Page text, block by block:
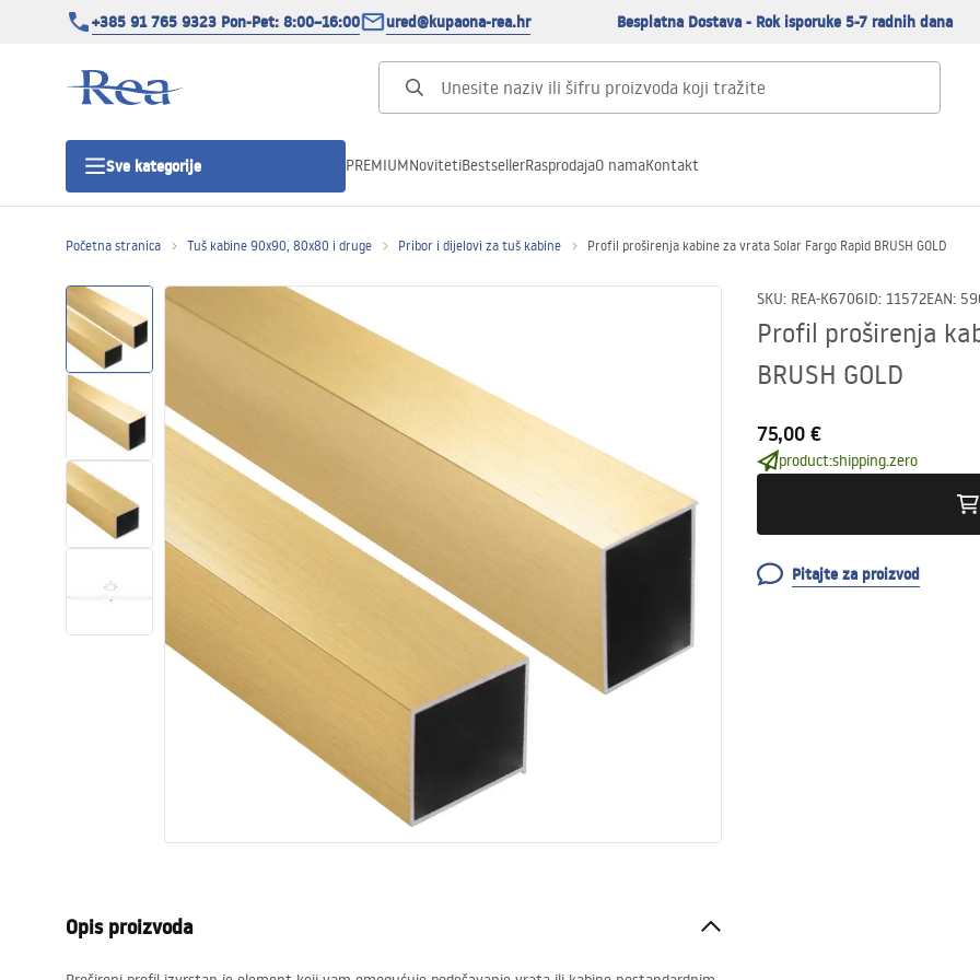
+385 91 765 9323 Pon-Pet: 8:00–16:00 ured@kupaona-rea.hr Besplatna Dostava - Rok isporuke 5-7 radnih dana
Sve kategorije
Tuš vrata
Tuš Kanalice
WC školjke
Kade i paravani
Miješalice, pipe, slavine
PREMIUMNovitetiBestsellerRasprodajaO namaKontakt
Početna stranica Tuš kabine 90x90, 80x80 i druge Pribor i dijelovi za tuš kabine Profil proširenja kabine za vrata Solar Fargo Rapid BRUSH GOLD
SKU: REA-K6706ID: 11572EAN:
Profil proširenja
BRUSH GOLD
75,00 €
product:shipping.zero
Pitajte za proizvod
Opis proizvoda